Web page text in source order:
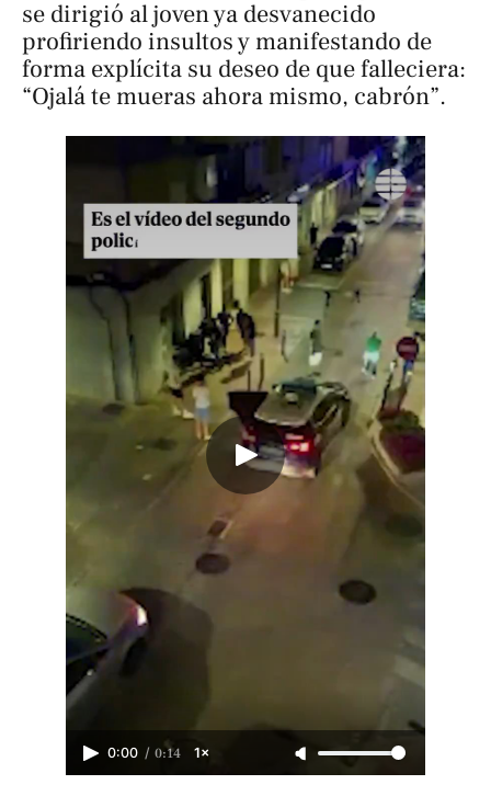
se dirigió al joven ya desvanecido
profiriendo insultos y manifestando de
forma explícita su deseo de que falleciera:
“Ojalá te mueras ahora mismo, cabrón”.
0:00 / 0:14 1×